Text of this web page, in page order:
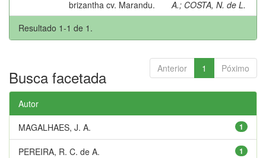
brizantha cv. Marandu.
A.; COSTA, N. de L.
Resultado 1-1 de 1.
Anterior 1 Póximo
Busca facetada
Autor
1
MAGALHAES, J. A.
1
PEREIRA, R. C. de A.